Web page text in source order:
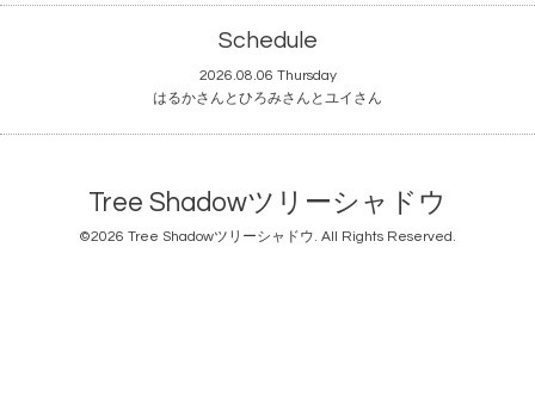
Schedule
2026.08.06 Thursday
はるかさんとひろみさんとユイさん
Tree Shadowツリーシャドウ
©2026 Tree Shadowツリーシャドウ. All Rights Reserved.